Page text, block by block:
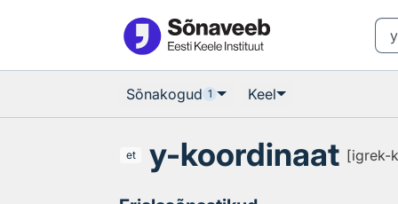
Sõnakogud 1 Keel
et y-koordinaat [igrek-